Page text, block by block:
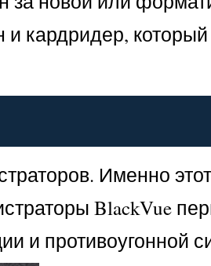
кардридер, который
Именно
BlackVue
и противоугонной